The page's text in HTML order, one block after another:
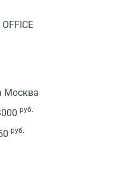
Москва
руб.
руб.